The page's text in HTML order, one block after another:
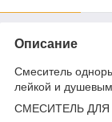
Описание
Смеситель
лейкой и
СМЕСИТЕЛЬ